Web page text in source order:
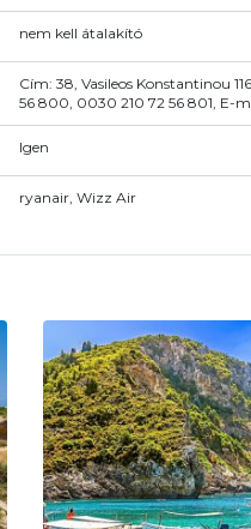
nem kell átalakító
Cím: 38, Vasileos Konstantinou
56 800, 0030 210 72 56 801, E-
Igen
ryanair, Wizz Air